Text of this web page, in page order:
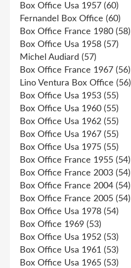
Box Office Usa 1957 (60)
Fernandel Box Office (60)
Box Office France 1980 (58)
Box Office Usa 1958 (57)
Michel Audiard (57)
Box Office France 1967 (56)
Lino Ventura Box Office (56)
Box Office Usa 1953 (55)
Box Office Usa 1960 (55)
Box Office Usa 1962 (55)
Box Office Usa 1967 (55)
Box Office Usa 1975 (55)
Box Office France 1955 (54)
Box Office France 2003 (54)
Box Office France 2004 (54)
Box Office France 2005 (54)
Box Office Usa 1978 (54)
Box Office 1969 (53)
Box Office Usa 1952 (53)
Box Office Usa 1961 (53)
Box Office Usa 1965 (53)